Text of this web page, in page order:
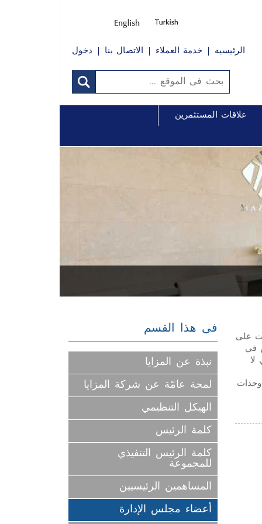
الرئيسيه خدمة العملاء الاتصال بنا دخول
علاقات المستثمرين
فى هذا القسم
نبذة عن المزايا
لمحة عامّة عن شركة المزايا
الهيكل التنظيمي
كلمة الرئيس
كلمة الرئيس التنفيذي
للمجموعة
المساهمين الرئيسيين
أعضاء مجلس الإدارة
على
في
لا
وحدات